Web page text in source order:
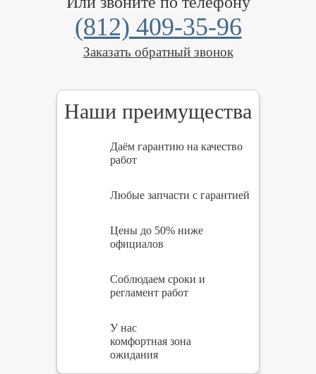
(812) 409-35-96
Заказать обратный звонок
Наши преимущества
Даём гарантию на качество
работ
Любые запчасти с гарантией
Цены до 50% ниже
официалов
Соблюдаем сроки и
регламент работ
У нас
комфортная зона
ожидания